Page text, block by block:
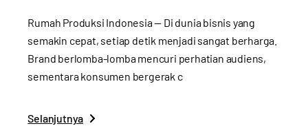
Rumah Produksi Indonesia — Di dunia bisnis yang
semakin cepat, setiap detik menjadi sangat berharga.
Brand berlomba-lomba mencuri perhatian audiens,
sementara konsumen bergerak c
Selanjutnya